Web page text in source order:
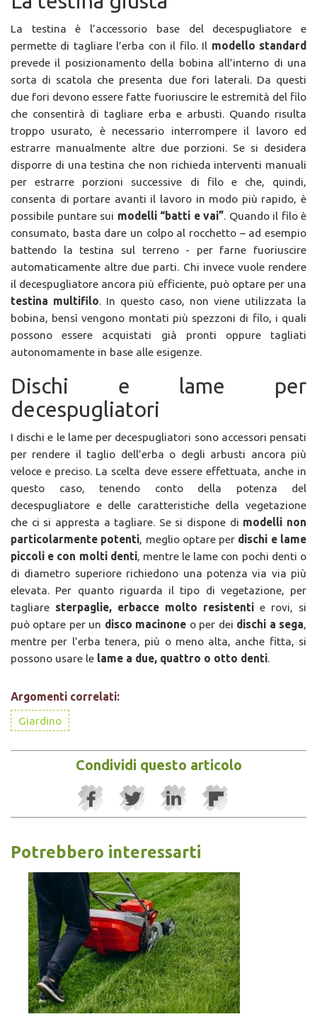
La testina è l’accessorio base del decespugliatore e
permette di tagliare l’erba con il filo. Il modello standard
prevede il posizionamento della bobina all’interno di una
sorta di scatola che presenta due fori laterali. Da questi
due fori devono essere fatte fuoriuscire le estremità del filo
che consentirà di tagliare erba e arbusti. Quando risulta
troppo usurato, è necessario interrompere il lavoro ed
estrarre manualmente altre due porzioni. Se si desidera
disporre di una testina che non richieda interventi manuali
per estrarre porzioni successive di filo e che, quindi,
consenta di portare avanti il lavoro in modo più rapido, è
possibile puntare sui modelli “batti e vai”. Quando il filo è
consumato, basta dare un colpo al rocchetto – ad esempio
battendo la testina sul terreno - per farne fuoriuscire
automaticamente altre due parti. Chi invece vuole rendere
il decespugliatore ancora più efficiente, può optare per una
testina multifilo. In questo caso, non viene utilizzata la
bobina, bensì vengono montati più spezzoni di filo, i quali
possono essere acquistati già pronti oppure tagliati
autonomamente in base alle esigenze.
Dischi e lame per
decespugliatori
I dischi e le lame per decespugliatori sono accessori pensati
per rendere il taglio dell’erba o degli arbusti ancora più
veloce e preciso. La scelta deve essere effettuata, anche in
questo caso, tenendo conto della potenza del
decespugliatore e delle caratteristiche della vegetazione
che ci si appresta a tagliare. Se si dispone di modelli non
particolarmente potenti, meglio optare per dischi e lame
piccoli e con molti denti, mentre le lame con pochi denti o
di diametro superiore richiedono una potenza via via più
elevata. Per quanto riguarda il tipo di vegetazione, per
tagliare sterpaglie, erbacce molto resistenti e rovi, si
può optare per un disco macinone o per dei dischi a sega,
mentre per l’erba tenera, più o meno alta, anche fitta, si
possono usare le lame a due, quattro o otto denti.
Argomenti correlati:
Giardino
Condividi questo articolo
Potrebbero interessarti